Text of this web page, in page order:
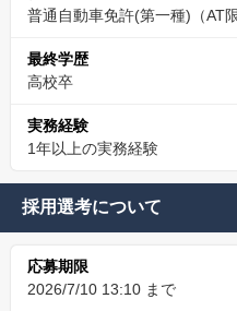
普通自動車免許(第一種)（AT
最終学歴
高校卒
実務経験
1年以上の実務経験
採用選考について
応募期限
2026/7/10 13:10 まで